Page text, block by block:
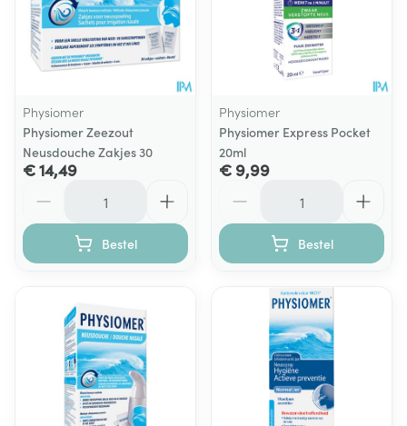
Physiomer
Physiomer Zeezout
Neusdouche Zakjes 30
€ 14,49
Bestel
Physiomer
Physiomer Express Pocket
20ml
€ 9,99
Bestel